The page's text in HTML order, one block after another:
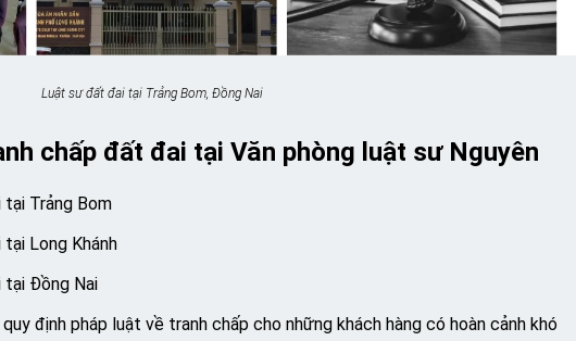
Luật sư đất đai tại Trảng Bom, Đồng Nai
chấp đất đai tại Văn phòng luật sư Nguyên
Trảng Bom
Long Khánh
tại Đồng Nai
quy định pháp luật về tranh chấp cho những khách hàng có hoàn cảnh khó